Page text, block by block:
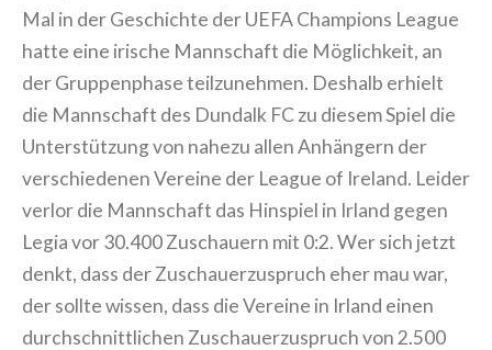
Mal in der Geschichte der UEFA Champions League
hatte eine irische Mannschaft die Möglichkeit, an
der Gruppenphase teilzunehmen. Deshalb erhielt
die Mannschaft des Dundalk FC zu diesem Spiel die
Unterstützung von nahezu allen Anhängern der
verschiedenen Vereine der League of Ireland. Leider
verlor die Mannschaft das Hinspiel in Irland gegen
Legia vor 30.400 Zuschauern mit 0:2. Wer sich jetzt
denkt, dass der Zuschauerzuspruch eher mau war,
der sollte wissen, dass die Vereine in Irland einen
durchschnittlichen Zuschauerzuspruch von 2.500